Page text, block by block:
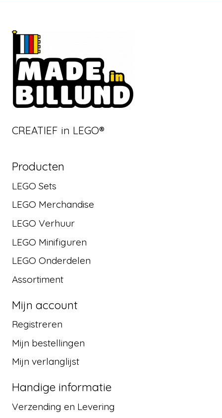
CREATIEF in LEGO®
Producten
LEGO Sets
LEGO Merchandise
LEGO Verhuur
LEGO Minifiguren
LEGO Onderdelen
Assortiment
Mijn account
Registreren
Mijn bestellingen
Mijn verlanglijst
Handige informatie
Verzending en Levering